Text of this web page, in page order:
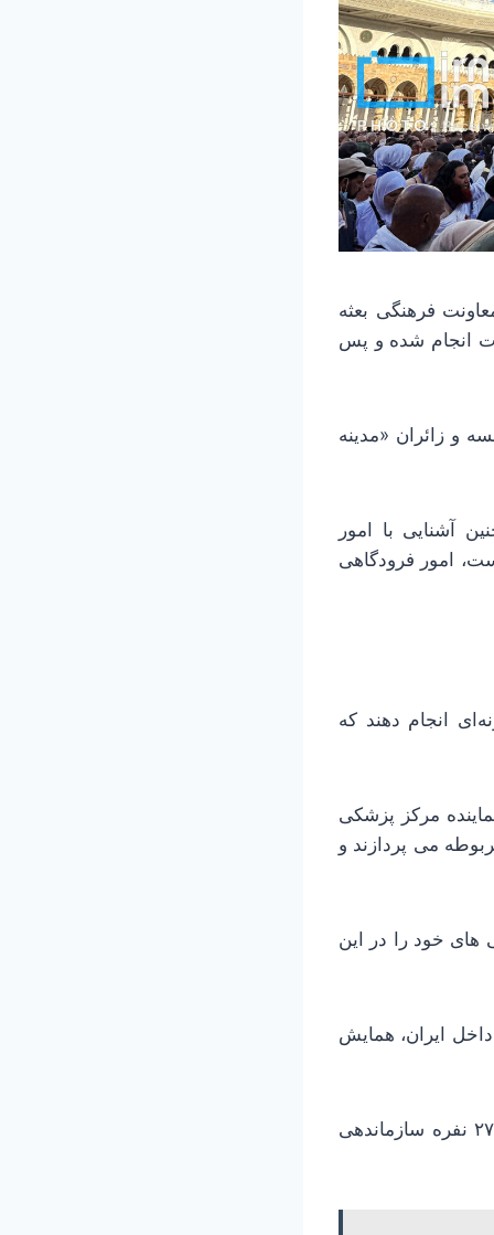
فرهنگی بعثه
انجام شده و پس
آموزش زائران کاروان‌های «مدینه قبل» در قالب ۱۰ جلسه و زائران «مدینه
آشنایی با امور
امور فرودگاهی
انجام دهند که
مرکز پزشکی
می پردازند و
های خود را در این
داخل ایران، همایش
گفتنی است کاروان‌های حج تمتع ۱۴۰۵ در ظرفیت‌های ۹۰، ۱۲۰، ۱۳۵، ۱۶۰، ۱۸۰ تا ۲۷۰ نفره سازماندهی